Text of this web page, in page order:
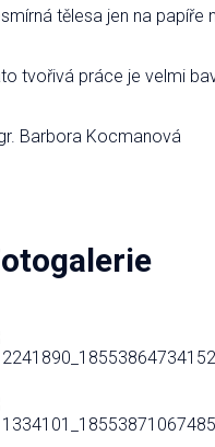
tělesa jen na papíře
tvořivá práce je velmi
Barbora Kocmanová